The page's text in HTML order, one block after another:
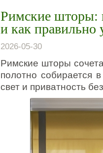
Римские шторы:
и как правильно
2026-05-30
Римские шторы
полотно собирается
свет и приватность